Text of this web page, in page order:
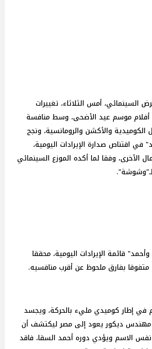
السينمائي، أمس الثلاثاء، تغييرات
موسم عيد الأضحى، وسط منافسة
الكوميدية والأكشن والرومانسية، ونجح
في اقتناص صدارة الإيرادات اليومية،
الأخرى، وفقا لما أكده الموزع السينمائي
قائمة الإيرادات اليومية، محققا
في إطار كوميدي مليء بالحركة، ويجسد
ديكور يعود إلى مصر ليكتشف أن
الاسم ويؤدي دوره أحمد السقا، فاقد